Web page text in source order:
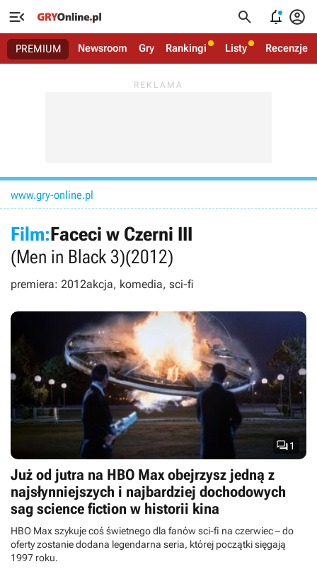
   
PREMIUM Newsroom Gry Rankingi Listy Recenzje
www.gry-online.pl
Film:Faceci w Czerni III
(Men in Black 3)(2012)
premiera: 2012akcja, komedia, sci-fi
1
Już od jutra na HBO Max obejrzysz jedną z
najsłynniejszych i najbardziej dochodowych
sag science fiction w historii kina
HBO Max szykuje coś świetnego dla fanów sci-fi na czerwiec – do
oferty zostanie dodana legendarna seria, której początki sięgają
1997 roku.